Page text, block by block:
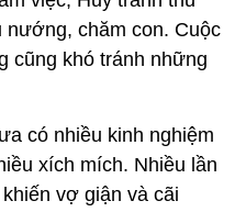
chăm con. Cuộc
cũng khó tránh những
có nhiều kinh nghiệm
xích mích. Nhiều lần
vợ giận và cãi